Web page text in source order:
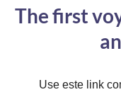
Controladoria-Geral da União
Secretaria-Geral
The first
Use este link